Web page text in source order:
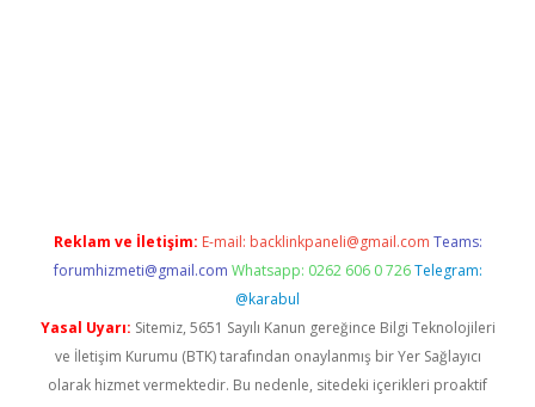
Reklam ve İletişim: E-mail: backlinkpaneli@gmail.com Teams:
forumhizmeti@gmail.com Whatsapp: 0262 606 0 726 Telegram:
@karabul
Yasal Uyarı: Sitemiz, 5651 Sayılı Kanun gereğince Bilgi Teknolojileri
ve İletişim Kurumu (BTK) tarafından onaylanmış bir Yer Sağlayıcı
olarak hizmet vermektedir. Bu nedenle, sitedeki içerikleri proaktif